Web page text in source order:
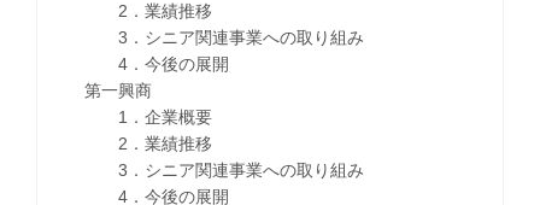
2．業績推移
3．シニア関連事業への取り組み
4．今後の展開
第一興商
1．企業概要
2．業績推移
3．シニア関連事業への取り組み
4．今後の展開